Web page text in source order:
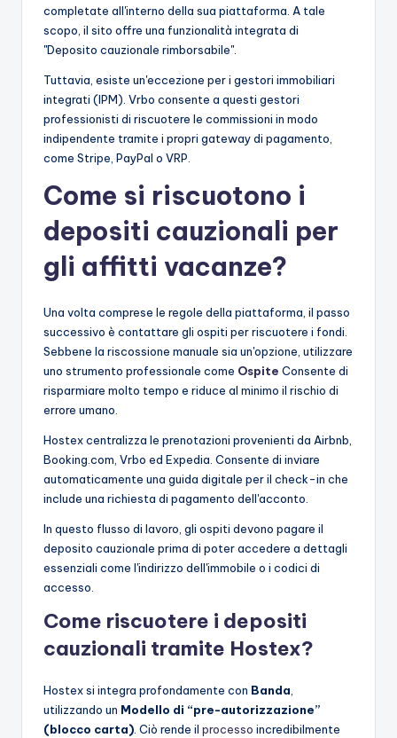
completate all'interno della sua piattaforma. A tale
scopo, il sito offre una funzionalità integrata di
"Deposito cauzionale rimborsabile".
Tuttavia, esiste un'eccezione per i gestori immobiliari
integrati (IPM). Vrbo consente a questi gestori
professionisti di riscuotere le commissioni in modo
indipendente tramite i propri gateway di pagamento,
come Stripe, PayPal o VRP.
Come si riscuotono i
depositi cauzionali per
gli affitti vacanze?
Una volta comprese le regole della piattaforma, il passo
successivo è contattare gli ospiti per riscuotere i fondi.
Sebbene la riscossione manuale sia un'opzione, utilizzare
uno strumento professionale come Ospite Consente di
risparmiare molto tempo e riduce al minimo il rischio di
errore umano.
Hostex centralizza le prenotazioni provenienti da Airbnb,
Booking.com, Vrbo ed Expedia. Consente di inviare
automaticamente una guida digitale per il check-in che
include una richiesta di pagamento dell'acconto.
In questo flusso di lavoro, gli ospiti devono pagare il
deposito cauzionale prima di poter accedere a dettagli
essenziali come l'indirizzo dell'immobile o i codici di
accesso.
Come riscuotere i depositi
cauzionali tramite Hostex?
Hostex si integra profondamente con Banda,
utilizzando un Modello di “pre-autorizzazione”
(blocco carta). Ciò rende il processo incredibilmente